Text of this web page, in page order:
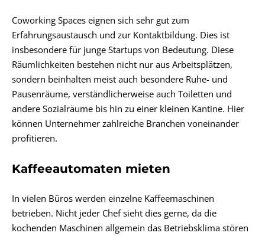
Coworking Spaces eignen sich sehr gut zum
Erfahrungsaustausch und zur Kontaktbildung. Dies ist
insbesondere für junge Startups von Bedeutung. Diese
Räumlichkeiten bestehen nicht nur aus Arbeitsplätzen,
sondern beinhalten meist auch besondere Ruhe- und
Pausenräume, verständlicherweise auch Toiletten und
andere Sozialräume bis hin zu einer kleinen Kantine. Hier
können Unternehmer zahlreiche Branchen voneinander
profitieren.
Kaffeeautomaten mieten
In vielen Büros werden einzelne Kaffeemaschinen
betrieben. Nicht jeder Chef sieht dies gerne, da die
kochenden Maschinen allgemein das Betriebsklima stören